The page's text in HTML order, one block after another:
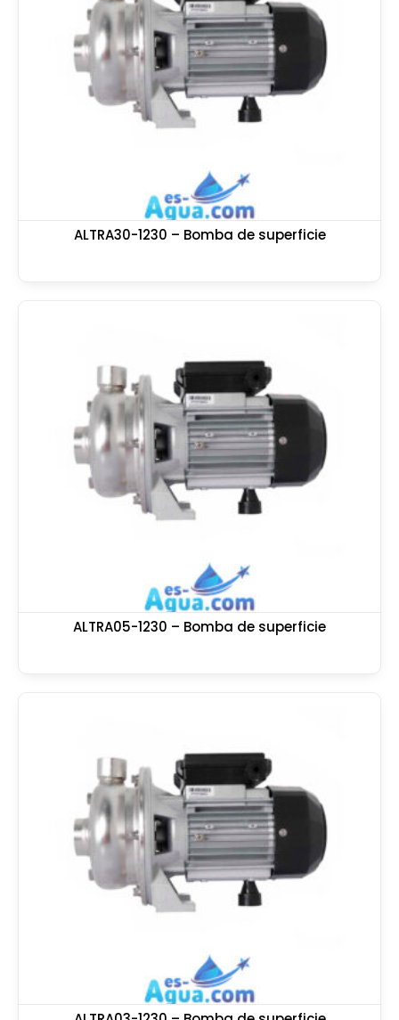
ALTRA30-1230 – Bomba de superficie
ALTRA05-1230 – Bomba de superficie